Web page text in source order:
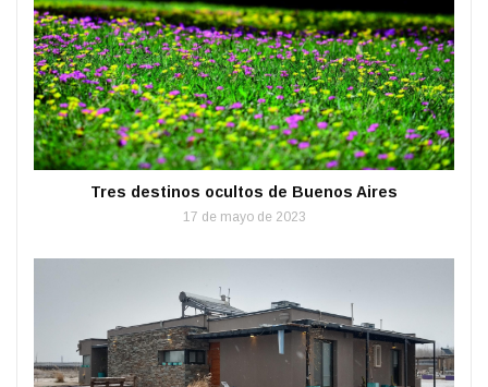
Tres destinos ocultos de Buenos Aires
17 de mayo de 2023